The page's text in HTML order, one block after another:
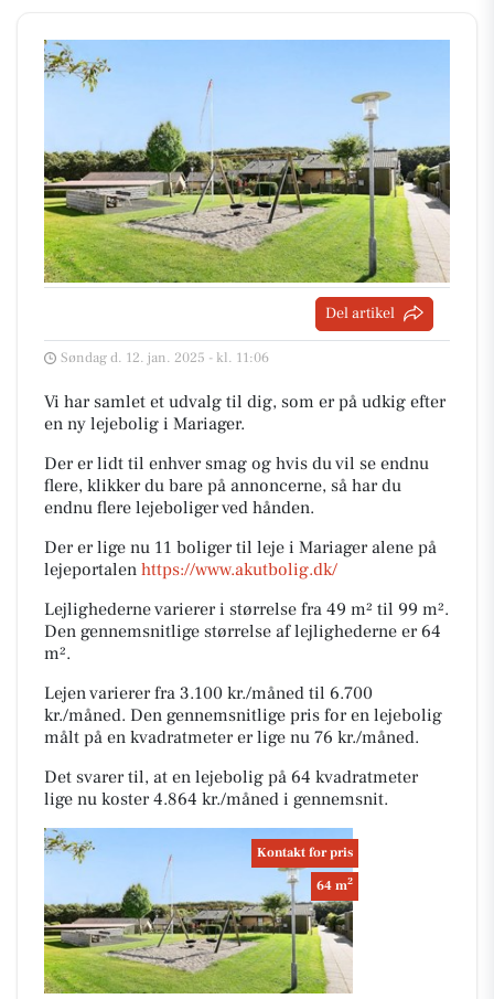
Del artikel
Søndag d. 12. jan. 2025 - kl. 11:06
Vi har samlet et udvalg til dig, som er på udkig efter
en ny lejebolig i Mariager.
Der er lidt til enhver smag og hvis du vil se endnu
flere, klikker du bare på annoncerne, så har du
endnu flere lejeboliger ved hånden.
Der er lige nu 11 boliger til leje i Mariager alene på
lejeportalen https://www.akutbolig.dk/
Lejlighederne varierer i størrelse fra 49 m² til 99 m².
Den gennemsnitlige størrelse af lejlighederne er 64
m².
Lejen varierer fra 3.100 kr./måned til 6.700
kr./måned. Den gennemsnitlige pris for en lejebolig
målt på en kvadratmeter er lige nu 76 kr./måned.
Det svarer til, at en lejebolig på 64 kvadratmeter
lige nu koster 4.864 kr./måned i gennemsnit.
Kontakt for pris
64 m2